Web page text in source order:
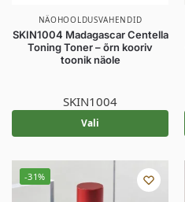
NÄOHOOLDUSVAHENDID
SKIN1004 Madagascar Centella
Toning Toner – õrn kooriv
toonik näole
SKIN1004
Vali
-31%